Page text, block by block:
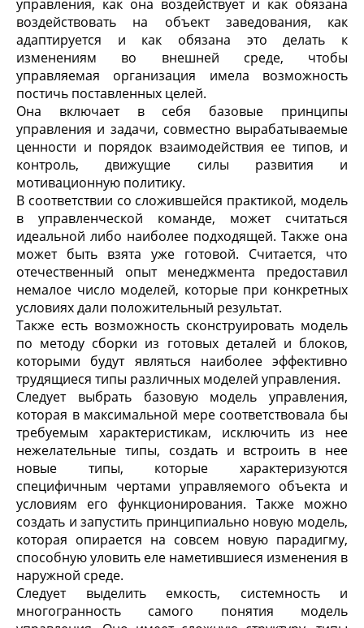
управления, как она воздействует и как обязана
воздействовать на объект заведования, как
адаптируется и как обязана это делать к
изменениям во внешней среде, чтобы
управляемая организация имела возможность
постичь поставленных целей.
Она включает в себя базовые принципы
управления и задачи, совместно вырабатываемые
ценности и порядок взаимодействия ее типов, и
контроль, движущие силы развития и
мотивационную политику.
В соответствии со сложившейся практикой, модель
в управленческой команде, может считаться
идеальной либо наиболее подходящей. Также она
может быть взята уже готовой. Считается, что
отечественный опыт менеджмента предоставил
немалое число моделей, которые при конкретных
условиях дали положительный результат.
Также есть возможность сконструировать модель
по методу сборки из готовых деталей и блоков,
которыми будут являться наиболее эффективно
трудящиеся типы различных моделей управления.
Следует выбрать базовую модель управления,
которая в максимальной мере соответствовала бы
требуемым характеристикам, исключить из нее
нежелательные типы, создать и встроить в нее
новые типы, которые характеризуются
специфичным чертами управляемого объекта и
условиям его функционирования. Также можно
создать и запустить принципиально новую модель,
которая опирается на совсем новую парадигму,
способную уловить еле наметившиеся изменения в
наружной среде.
Следует выделить емкость, системность и
многогранность самого понятия модель